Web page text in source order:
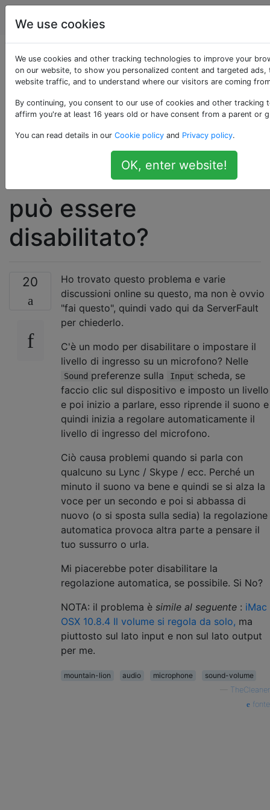
Apple
Il livello del volume di
ingresso del
microfono per Mac
OSX si regola
automaticamente:
può essere
disabilitato?
20
Ho trovato questo problema e varie
discussioni online su questo, ma non è ovvio
"fai questo", quindi vado qui da ServerFault
per chiederlo.
C'è un modo per disabilitare o impostare il
livello di ingresso su un microfono? Nelle
Sound preferenze sulla Input scheda, se
faccio clic sul dispositivo e imposto un livello
e poi inizio a parlare, esso riprende il suono e
quindi inizia a regolare automaticamente il
livello di ingresso del microfono.
Ciò causa problemi quando si parla con
qualcuno su Lync / Skype / ecc. Perché un
minuto il suono va bene e quindi se si alza la
voce per un secondo e poi si abbassa di
nuovo (o si sposta sulla sedia) la regolazione
automatica provoca altra parte a pensare il
tuo sussurro o urla.
Mi piacerebbe poter disabilitare la
regolazione automatica, se possibile. Si No?
NOTA: il problema è simile al seguente : iMac
OSX 10.8.4 Il volume si regola da solo, ma
piuttosto sul lato input e non sul lato output
per me.
mountain-lion audio microphone
sound-volume
TheCleaner
fonte
We use cookies
We use cookies and other tracking technologies to improve your
on our website, to show you personalized content and targeted ads,
website traffic, and to understand where our visitors are coming
By continuing, you consent to our use of cookies and other tracking
affirm you're at least 16 years old or have consent from a parent or
You can read details in our Cookie policy and Privacy policy.
OK, enter website!